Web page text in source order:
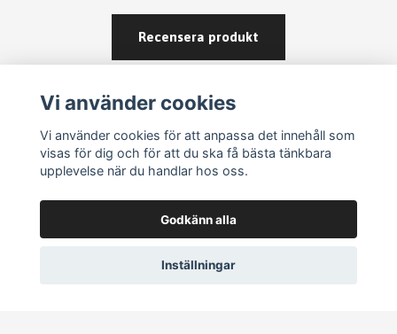
Recensera produkt
Om köp och returer
Vi använder cookies
Vi använder cookies för att anpassa det innehåll som
visas för dig och för att du ska få bästa tänkbara
upplevelse när du handlar hos oss.
Godkänn alla
Inställningar